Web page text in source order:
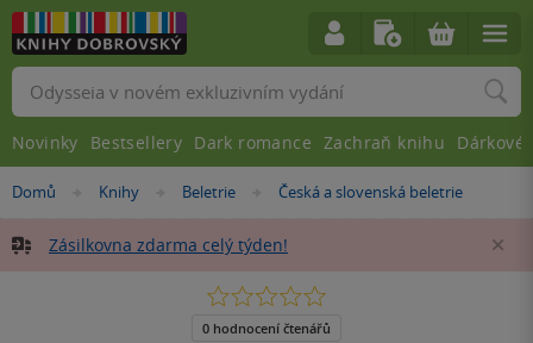
Nacházíte
zde:
Domů »
Knihy »
Beletrie »
Česká a slovenská beletrie
Zásilkovna zdarma celý týden!
0.0
5
0 hodnocení čtenářů
Vyhledávání
Novinky Bestsellery Dark romance Zachraň knihu Dárkové